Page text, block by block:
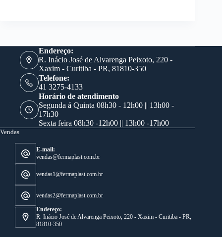
Endereço:
R. Inácio José de Alvarenga Peixoto, 220 -
Xaxim - Curitiba - PR, 81810-350
Telefone:
41 3275-4133
Horário de atendimento
Segunda á Quinta 08h30 - 12h00 || 13h00 -
17h30
Sexta feira 08h30 -12h00 || 13h00 -17h00
Vendas
E-mail:
vendas@fermaplast.com.br
vendas1@fermaplast.com.br
vendas2@fermaplast.com.br
Endereço:
R. Inácio José de Alvarenga Peixoto, 220 - Xaxim - Curitiba - PR,
81810-350